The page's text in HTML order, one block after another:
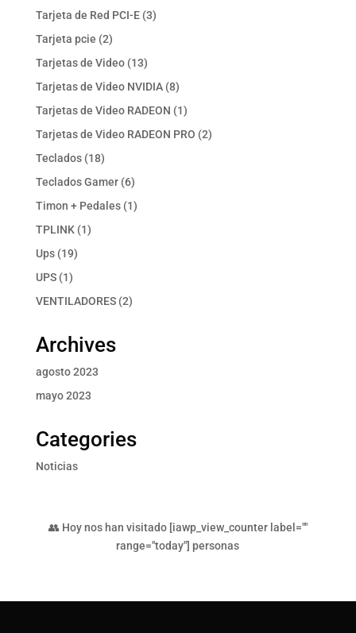
Tarjeta de Red PCI-E 33
Tarjeta pcie 22
productos
Tarjetas de Video 1313
productos
Tarjetas de Video NVIDIA 88
productos
Tarjetas de Video RADEON 11
producto
Tarjetas de Video RADEON PRO 22
Teclados 1818
productos
Teclados Gamer 66
productos
Timon + Pedales 11
TPLINK 11
Ups 1919
UPS 11
producto
VENTILADORES 22
Archives
agosto 2023
mayo 2023
Categories
Noticias
👥 Hoy nos han visitado [iawp_view_counter label=""
range="today"] personas